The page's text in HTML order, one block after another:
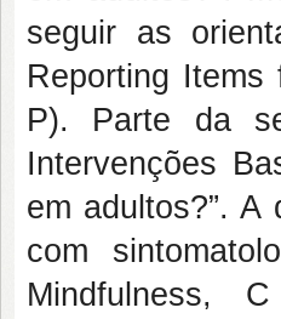
seguir as
Reporting
P). Parte da
Intervenções
em adultos?”.
com
Mindfulness,